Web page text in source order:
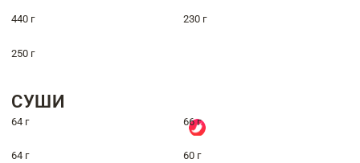
440 г 230 г
250 г
СУШИ
64 г 66 г
64 г 60 г